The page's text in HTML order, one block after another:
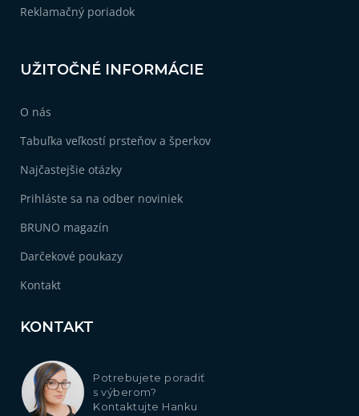
Reklamačný poriadok
UŽITOČNÉ INFORMÁCIE
O nás
Tabuľka veľkostí prsteňov a šperkov
Najčastejšie otázky
Prihláste sa na odber noviniek
BRUNO magazín
Darčekové poukazy
Kontakt
KONTAKT
Potrebujete poradiť
s výberom?
Kontaktujte Hanku